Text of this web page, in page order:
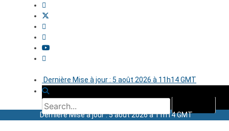
Dernière Mise à jour : 5 août 2026 à 11h14 GMT
Dernière Mise à jour : 5 août 2026 à 11h14 GMT